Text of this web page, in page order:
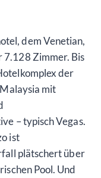
dem Venetian,
7.128 Zimmer. Bis
der
mit
– typisch Vegas.
ist
plätschert über
Pool. Und